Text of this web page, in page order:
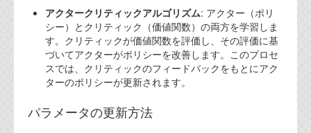
アクタークリティックアルゴリズム: アクター（ポリ
シー）とクリティック（価値関数）の両方を学習しま
す。クリティックが価値関数を評価し、その評価に基
づいてアクターがポリシーを改善します。このプロセ
スでは、クリティックのフィードバックをもとにアク
ターのポリシーが更新されます。
パラメータの更新方法